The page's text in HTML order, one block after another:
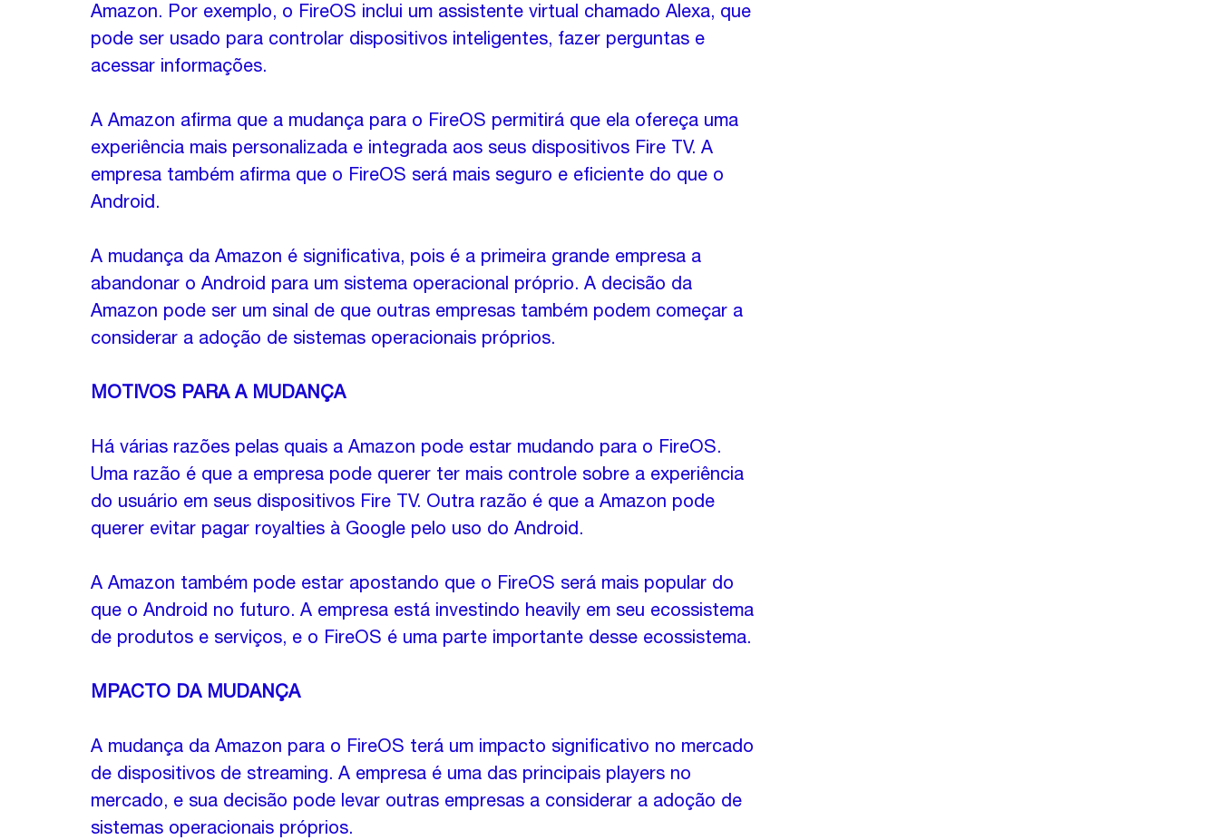
Amazon. Por exemplo, o FireOS inclui um assistente virtual chamado Alexa, que
pode ser usado para controlar dispositivos inteligentes, fazer perguntas e
acessar informações.
A Amazon afirma que a mudança para o FireOS permitirá que ela ofereça uma
experiência mais personalizada e integrada aos seus dispositivos Fire TV. A
empresa também afirma que o FireOS será mais seguro e eficiente do que o
Android.
A mudança da Amazon é significativa, pois é a primeira grande empresa a
abandonar o Android para um sistema operacional próprio. A decisão da
Amazon pode ser um sinal de que outras empresas também podem começar a
considerar a adoção de sistemas operacionais próprios.
MOTIVOS PARA A MUDANÇA
Há várias razões pelas quais a Amazon pode estar mudando para o FireOS.
Uma razão é que a empresa pode querer ter mais controle sobre a experiência
do usuário em seus dispositivos Fire TV. Outra razão é que a Amazon pode
querer evitar pagar royalties à Google pelo uso do Android.
A Amazon também pode estar apostando que o FireOS será mais popular do
que o Android no futuro. A empresa está investindo heavily em seu ecossistema
de produtos e serviços, e o FireOS é uma parte importante desse ecossistema.
MPACTO DA MUDANÇA
A mudança da Amazon para o FireOS terá um impacto significativo no mercado
de dispositivos de streaming. A empresa é uma das principais players no
mercado, e sua decisão pode levar outras empresas a considerar a adoção de
sistemas operacionais próprios.